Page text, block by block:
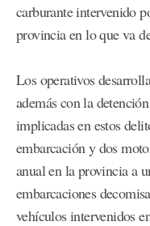
carburante intervenido
provincia en lo que va
Los operativos
además con la
implicadas en estos
embarcación y dos
anual en la provincia a
embarcaciones
vehículos intervenidos